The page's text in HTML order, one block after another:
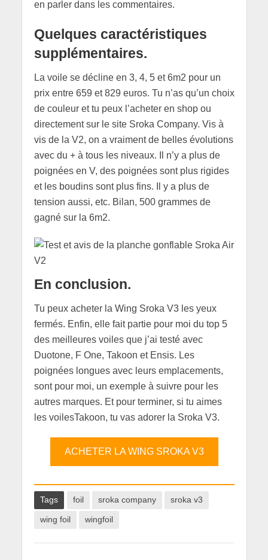
en parler dans les commentaires.
Quelques caractéristiques
supplémentaires.
La voile se décline en 3, 4, 5 et 6m2 pour un
prix entre 659 et 829 euros. Tu n’as qu’un choix
de couleur et tu peux l’acheter en shop ou
directement sur le site Sroka Company. Vis à
vis de la V2, on a vraiment de belles évolutions
avec du + à tous les niveaux. Il n’y a plus de
poignées en V, des poignées sont plus rigides
et les boudins sont plus fins. Il y a plus de
tension aussi, etc. Bilan, 500 grammes de
gagné sur la 6m2.
En conclusion.
Tu peux acheter la Wing Sroka V3 les yeux
fermés. Enfin, elle fait partie pour moi du top 5
des meilleures voiles que j’ai testé avec
Duotone, F One, Takoon et Ensis. Les
poignées longues avec leurs emplacements,
sont pour moi, un exemple à suivre pour les
autres marques. Et pour terminer, si tu aimes
les voilesTakoon, tu vas adorer la Sroka V3.
ACHETER LA WING SROKA V3
Tags foil sroka company sroka v3
wing foil wingfoil